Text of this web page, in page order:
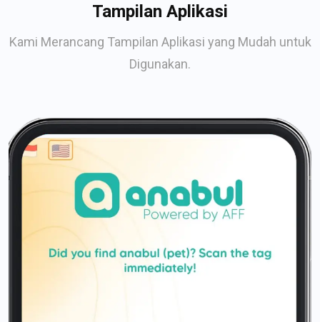
Tampilan Aplikasi
Kami Merancang Tampilan Aplikasi yang Mudah untuk
Digunakan.